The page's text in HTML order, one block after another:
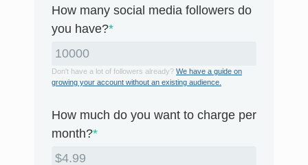
How many social media followers do
you have?*
Don't have a lot of followers already? We have a guide on
growing your account without an existing audience.
How much do you want to charge per
month?*